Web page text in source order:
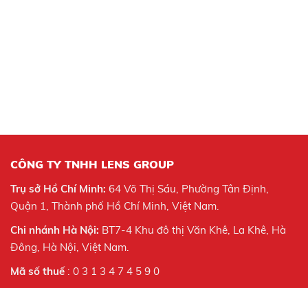
CÔNG TY TNHH LENS GROUP
Trụ sở Hồ Chí Minh: 64 Võ Thị Sáu, Phường Tân Định,
Quận 1, Thành phố Hồ Chí Minh, Việt Nam.
Chi nhánh Hà Nội: BT7-4 Khu đô thị Văn Khê, La Khê, Hà
Đông, Hà Nội, Việt Nam.
Mã số thuế : 0 3 1 3 4 7 4 5 9 0